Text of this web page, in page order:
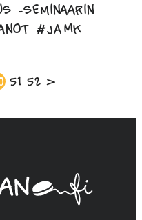
-seminaarin
#JAMK
51 52 >